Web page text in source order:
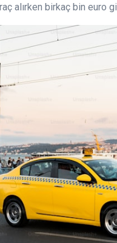
alırken birkaç bin euro